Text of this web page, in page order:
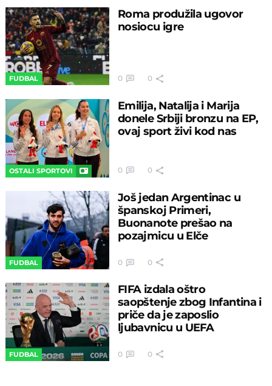
FUDBAL
Roma produžila ugovor
nosiocu igre
0 0
OSTALI SPORTOVI
Emilija, Natalija i Marija
donele Srbiji bronzu na EP,
ovaj sport živi kod nas
0 0
FUDBAL
Još jedan Argentinac u
španskoj Primeri,
Buonanote prešao na
pozajmicu u Elče
0 0
FUDBAL
FIFA izdala oštro
saopštenje zbog Infantina i
priče da je zaposlio
ljubavnicu u UEFA
0 0